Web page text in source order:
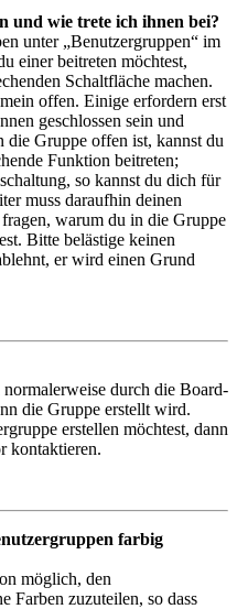
und wie trete ich ihnen bei?
unter „Benutzergruppen“ im
einer beitreten möchtest,
Schaltfläche machen.
offen. Einige erfordern erst
geschlossen sein und
die Gruppe offen ist, kannst du
Funktion beitreten;
so kannst du dich für
muss daraufhin deinen
warum du in die Gruppe
Bitte belästige keinen
er wird einen Grund
durch die Board-
die Gruppe erstellt wird.
erstellen möchtest, dann
kontaktieren.
farbig
möglich, den
Farben zuzuteilen, so dass